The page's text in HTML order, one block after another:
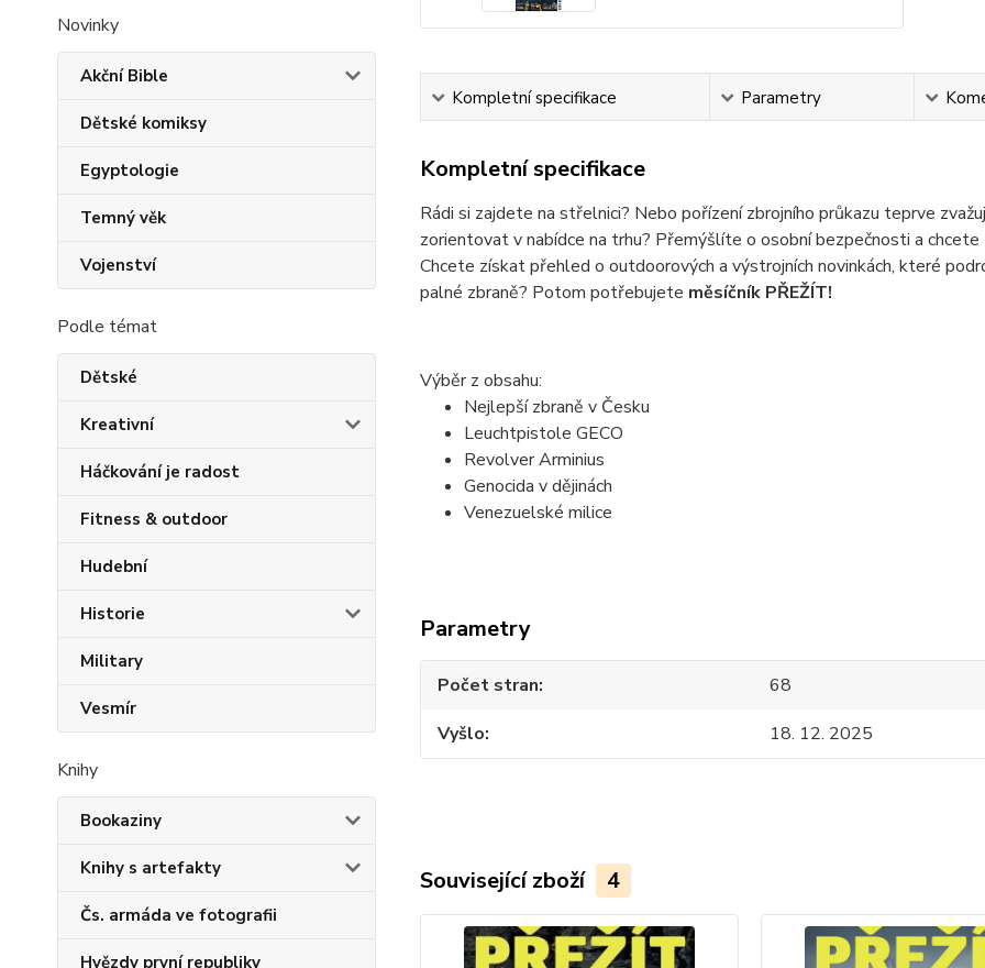
Novinky
Akční Bible
Dětské komiksy
Egyptologie
Temný věk
Vojenství
Podle témat
Dětské
Kreativní
Háčkování je radost
Fitness & outdoor
Hudební
Historie
Military
Vesmír
Knihy
Bookaziny
Knihy s artefakty
Čs. armáda ve fotografii
Hvězdy první republiky
Kompletní specifikace Parametry
Kompletní specifikace
Rádi si zajdete na střelnici? Nebo pořízení zbrojního průkazu teprve
zorientovat v nabídce na trhu? Přemýšlíte o osobní bezpečnosti a
Chcete získat přehled o outdoorových a výstrojních novinkách, které
palné zbraně? Potom potřebujete měsíčník PŘEŽÍT!
Výběr z obsahu:
Nejlepší zbraně v Česku
Leuchtpistole GECO
Revolver Arminius
Genocida v dějinách
Venezuelské milice
Parametry
Počet stran
68
Vyšlo
18. 12. 2025
Související zboží 4